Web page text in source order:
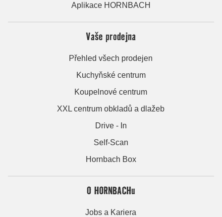
Aplikace HORNBACH
Vaše prodejna
Přehled všech prodejen
Kuchyňské centrum
Koupelnové centrum
XXL centrum obkladů a dlažeb
Drive - In
Self-Scan
Hornbach Box
O HORNBACHu
Jobs a Kariera